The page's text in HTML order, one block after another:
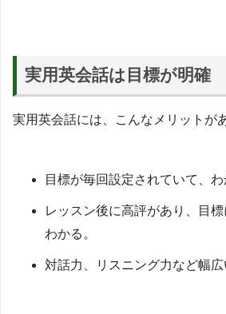
実用英会話は目標が明確
実用英会話には、こんなメリットが
目標が毎回設定されていて、わ
レッスン後に高評があり、目
わかる。
対話力、リスニング力など幅広